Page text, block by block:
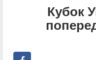
Кубок